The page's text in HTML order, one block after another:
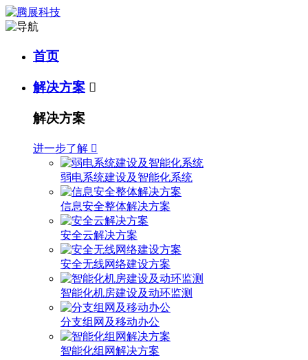
首页
解决方案 
解决方案
进一步了解 
弱电系统建设及智能化系统
信息安全整体解决方案
安全云解决方案
安全无线网络建设方案
智能化机房建设及动环监测
分支组网及移动办公
智能化组网解决方案